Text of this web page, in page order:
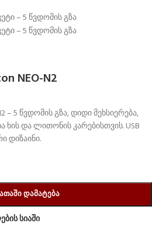
NEO-N2
– 5 წვდომის გზა, დიდი მეხსიერება,
ხის და ლითონის კარებისთვის. USB
დიზაინი.
ᲓᲐᲛᲐᲢᲔᲑᲐ
სიაში